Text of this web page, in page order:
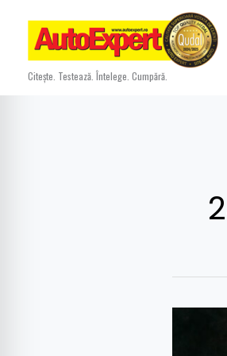
content
Citește. Testează. Întelege. Cumpără.